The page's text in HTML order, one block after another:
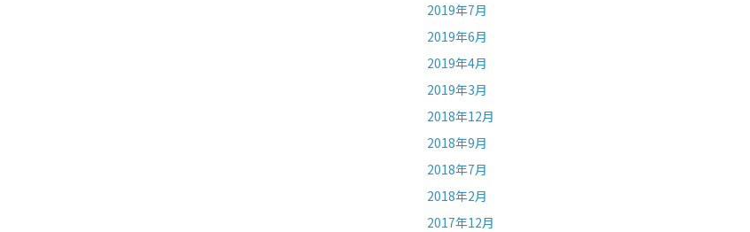
2019年7月
2019年6月
2019年4月
2019年3月
2018年12月
2018年9月
2018年7月
2018年2月
2017年12月